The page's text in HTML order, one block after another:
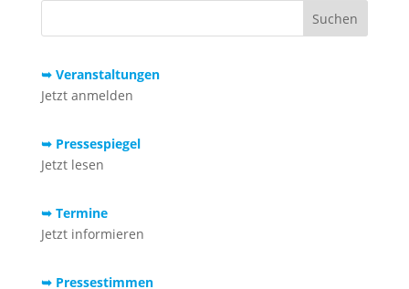
➥ Veranstaltungen
Jetzt anmelden
➥ Pressespiegel
Jetzt lesen
➥ Termine
Jetzt informieren
➥ Pressestimmen